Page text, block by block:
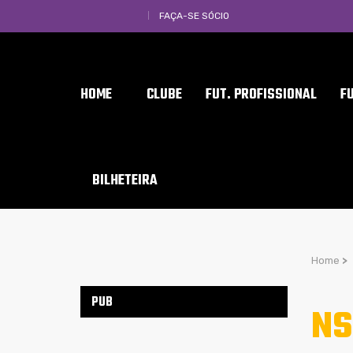
FAÇA-SE SÓCIO
HOME CLUBE FUT. PROFISSIONAL
BILHETEIRA
Home >
PUB